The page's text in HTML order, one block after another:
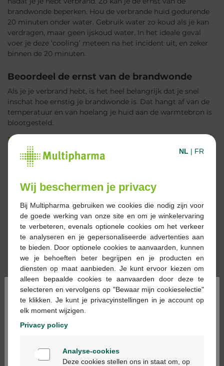
brandwonde beperken. Hou de verbrande huid gedurende
20 minuten onder water. Gebruik water zo koud als je kan
verdragen, maar geen ijskoud water. In het ideale geval
voer je deze ‘cooling’ meteen na het incident uit, en zeker
binnen de 20 minuten.
Beoordeel de ernst van de brandwonde
Als je je verbrand hebt, is het heel belangrijk dat je snel
inschat hoe ernstig je brandwonde is. Dat hangt af van de
temperatuur en van hoelang je huid aan de warmtebron is
blootgesteld.
zijn oppervlakkig. De huid
is rood, pijnlijk en vaak gezwollen maar er zijn geen
blaren te zien. De huid zal zich spontaan herstellen
zonder littekenvorming.
opperhuid maar ook de lederhuid, de diepe huidlaag,
veroorzaakt hevige pijn. De huid zal zich echter volledig
herstellen na 2 of 3 weken.
Derdegraadsbrandwonden
de diepste huidlagen, waar de bloedvaten en de
zenuwuiteinden gelegen zijn. Er is geen pijngevoel meer
en de huid ziet er geelwit tot bruinzwart uit. Dit soort
wonden vergt een lang genezingsproces en het
slachtoffer zal er littekens aan overhouden.
Wanneer moet je medische hulp inroepen?
In het geval van derdegraadsbrandwonden moet je meteen
Een eerste- of tweedegraadsbrandwonde kan je echter zelf
verzorgen.
×
Bienvenue
NL | FR
Wij beschermen je privacy
Bij Multipharma gebruiken we cookies die nodig zijn voor
de goede werking van onze site en om je winkelervaring
te verbeteren, evenals optionele cookies om het verkeer
te analyseren en je gepersonaliseerde advertenties aan
te bieden. Door optionele cookies te aanvaarden, kunnen
we je behoeften beter begrijpen en je producten en
diensten op maat aanbieden. Je kunt ervoor kiezen om
alleen bepaalde cookies te aanvaarden door deze te
selecteren en vervolgens op "Bewaar mijn cookieselectie"
te klikken. Je kunt je privacyinstellingen in je account op
elk moment wijzigen.
Privacy policy
Analyse-cookies
Deze cookies stellen ons in staat om, op